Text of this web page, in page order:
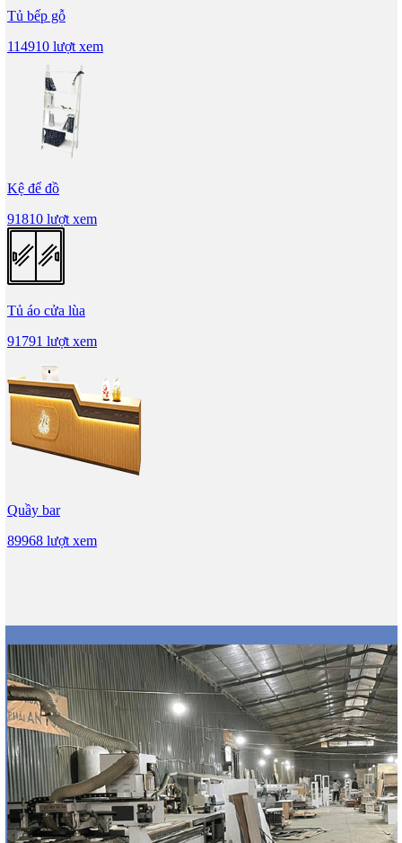
Tủ bếp gỗ
114910 lượt xem
Kệ để đồ
91810 lượt xem
Tủ áo cửa lùa
91791 lượt xem
Quầy bar
89968 lượt xem